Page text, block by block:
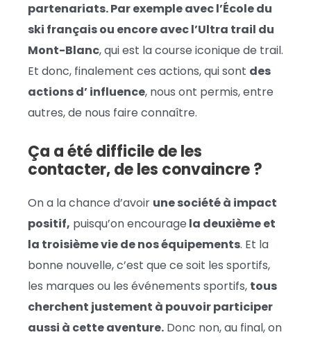
partenariats. Par exemple avec l’École du
ski français ou encore avec l’Ultra trail du
Mont-Blanc, qui est la course iconique de trail.
Et donc, finalement ces actions, qui sont des
actions d’ influence, nous ont permis, entre
autres, de nous faire connaître.
Ça a été difficile de les
contacter, de les convaincre ?
On a la chance d’avoir une société à impact
positif, puisqu’on encourage la deuxième et
la troisième vie de nos équipements. Et la
bonne nouvelle, c’est que ce soit les sportifs,
les marques ou les événements sportifs, tous
cherchent justement à pouvoir participer
aussi à cette aventure. Donc non, au final, on